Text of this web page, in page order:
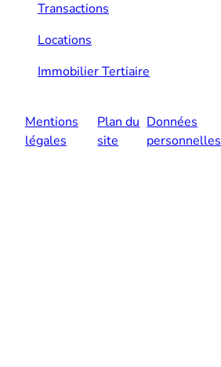
Transactions
Locations
Immobilier Tertiaire
Mentions
légales
Plan du
site
Données
personnelles